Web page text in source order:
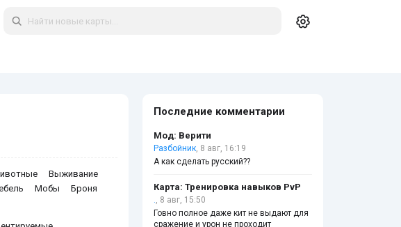
Выживание
Мобы
Броня
Последние комментарии
Мод: Верити
Разбойник, 8 авг, 16:19
А как сделать русский??
Карта: Тренировка навыков PvP
., 8 авг, 15:50
Говно полное даже кит не выдают для
сражение и урон не проходит